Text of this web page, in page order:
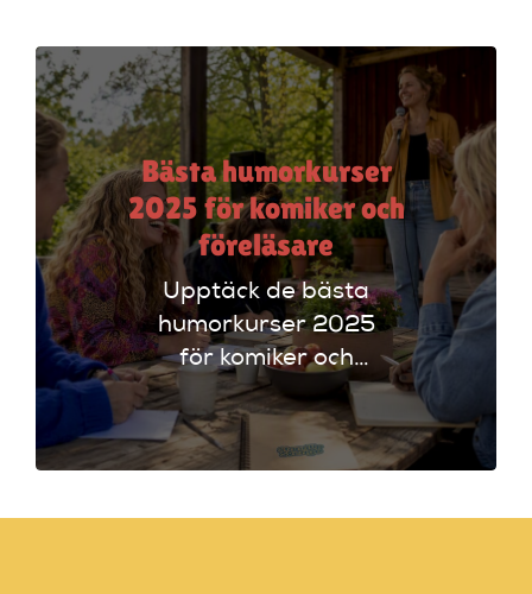
rätt alternativ!
Bästa humorkurser
2025 för komiker och
föreläsare
Upptäck de bästa
humorkurser 2025
för komiker och
föreläsare. Lär dig
tekniker och få
scenerfarenhet med